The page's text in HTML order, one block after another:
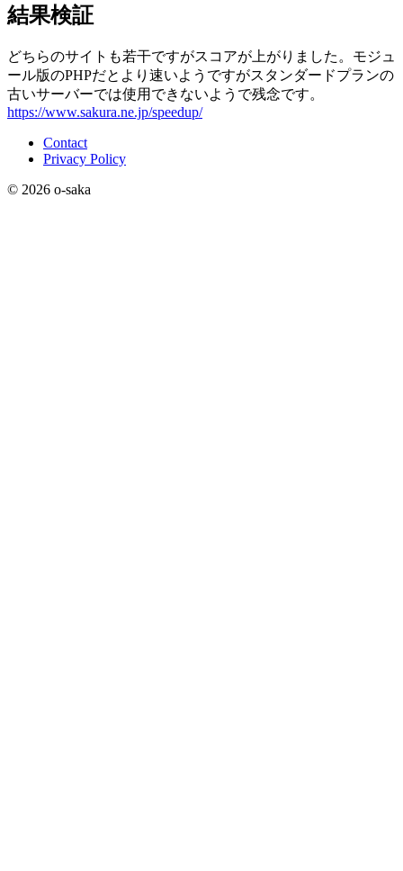
結果検証
どちらのサイトも若干ですがスコアが上がりました。モジュ
ール版のPHPだとより速いようですがスタンダードプランの
古いサーバーでは使用できないようで残念です。
https://www.sakura.ne.jp/speedup/
Contact
Privacy Policy
© 2026 o-saka